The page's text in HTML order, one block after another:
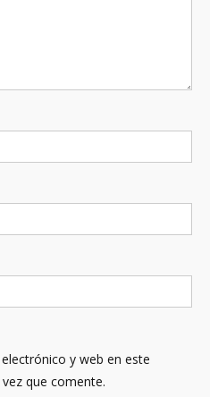
y web en este
que comente.